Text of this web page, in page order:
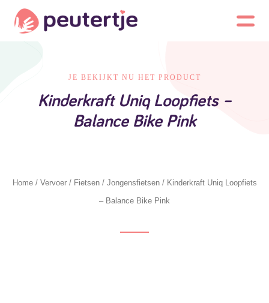
JE BEKIJKT NU HET PRODUCT
Kinderkraft Uniq Loopfiets –
Balance Bike Pink
Home/ Vervoer/ Fietsen/ Jongensfietsen/ Kinderkraft Uniq Loopfiets
– Balance Bike Pink